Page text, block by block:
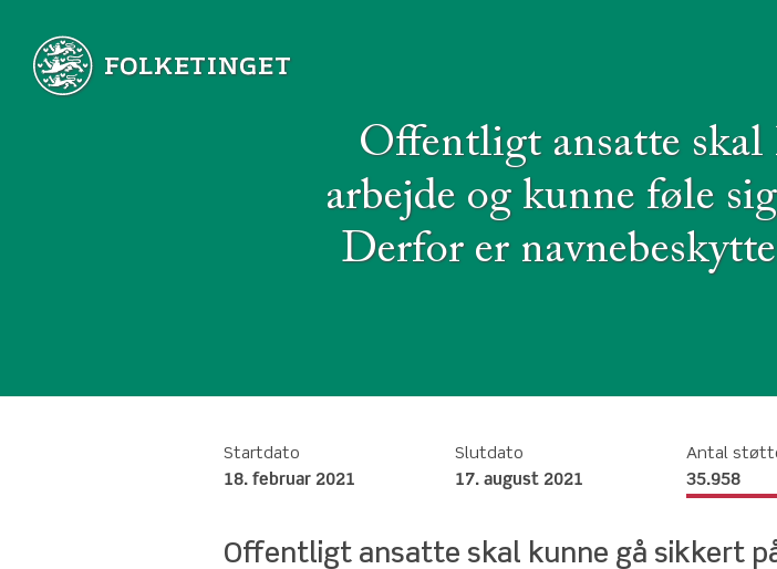
Offentligt ansatte skal
arbejde og kunne føle
Derfor er
Startdato
18. februar 2021
Slutdato
17. august 2021
Antal
35.958
Offentligt ansatte skal kunne gå sikkert